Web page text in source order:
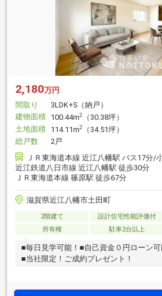
2,180万円
間取り
3LDK+S（納戸）
建物面積 100.44m2
（30.38坪）
土地面積 114.11m2
（34.51坪）
総戸数
2戸
ＪＲ東海道本線 近江八幡駅 バス17分/
近江鉄道八日市線 近江八幡駅 徒歩30分
ＪＲ東海道本線 篠原駅 徒歩67分
滋賀県近江八幡市土田町
2階建て 設計住宅性能評価付
所有権
駐車2台以上
■毎日見学可能！■自己資金０円ローン可
■当社限定！ご成約プレゼント！